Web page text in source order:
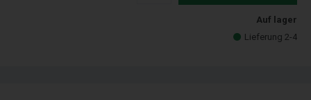
Auf lager
Lieferung 2-4